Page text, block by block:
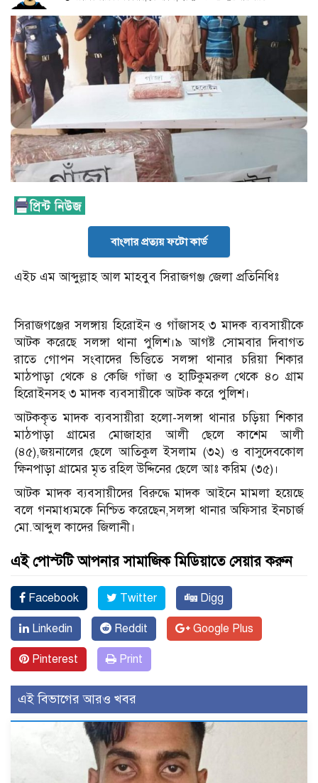
বাংলার প্রত্যয় ফটো কার্ড
এইচ এম আব্দুল্লাহ আল মাহবুব সিরাজগঞ্জ জেলা প্রতিনিধিঃ
সিরাজগঞ্জের সলঙ্গায় হিরোইন ও গাঁজাসহ ৩ মাদক ব্যবসায়ীকে
আটক করেছে সলঙ্গা থানা পুলিশ।৯ আগষ্ট সোমবার দিবাগত
রাতে গোপন সংবাদের ভিত্তিতে সলঙ্গা থানার চরিয়া শিকার
মাঠপাড়া থেকে ৪ কেজি গাঁজা ও হাটিকুমরুল থেকে ৪০ গ্রাম
হিরোইনসহ ৩ মাদক ব্যবসায়ীকে আটক করে পুলিশ।
আটককৃত মাদক ব্যবসায়ীরা হলো-সলঙ্গা থানার চড়িয়া শিকার
মাঠপাড়া গ্রামের মোজাহার আলী ছেলে কাশেম আলী
(৪৫),জয়নালের ছেলে আতিকুল ইসলাম (৩২) ও বাসুদেবকোল
ক্ষিনপাড়া গ্রামের মৃত রহিল উদ্দিনের ছেলে আঃ করিম (৩৫)।
আটক মাদক ব্যবসায়ীদের বিরুদ্ধে মাদক আইনে মামলা হয়েছে
বলে গনমাধ্যমকে নিশ্চিত করেছেন,সলঙ্গা থানার অফিসার ইনচার্জ
মো.আব্দুল কাদের জিলানী।
এই পোস্টটি আপনার সামাজিক মিডিয়াতে সেয়ার করুন
Facebook Twitter Digg
Linkedin Reddit Google Plus
Pinterest Print
এই বিভাগের আরও খবর